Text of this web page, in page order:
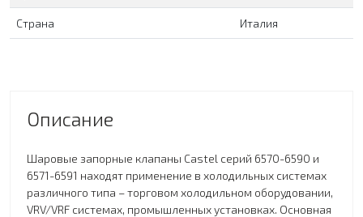
Страна Италия
Описание
Шаровые запорные клапаны Castel серий 6570-6590 и
6571-6591 находят применение в холодильных системах
различного типа – торговом холодильном оборудовании,
VRV/VRF системах, промышленных установках. Основная